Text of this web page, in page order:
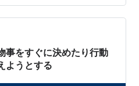
右側の２個も色が濃くなっ
事をすぐに決めたり行動
ようとする